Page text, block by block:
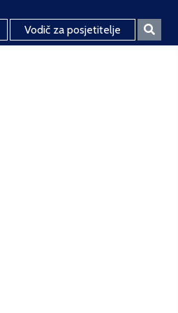
Vodič za posjetitelje